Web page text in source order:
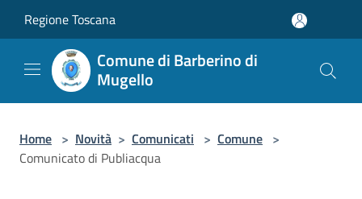
Regione Toscana
Comune di Barberino di
Mugello
Home > Novità > Comunicati > Comune >
Comunicato di Publiacqua